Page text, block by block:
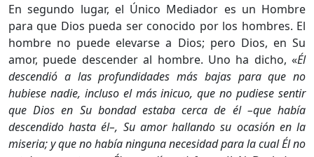
En segundo lugar, el Único Mediador es un Hombre
para que Dios pueda ser conocido por los hombres. El
hombre no puede elevarse a Dios; pero Dios, en Su
amor, puede descender al hombre. Uno ha dicho, «Él
descendió a las profundidades más bajas para que no
hubiese nadie, incluso el más inicuo, que no pudiese sentir
que Dios en Su bondad estaba cerca de él –que había
descendido hasta él–, Su amor hallando su ocasión en la
miseria; y que no había ninguna necesidad para la cual Él no